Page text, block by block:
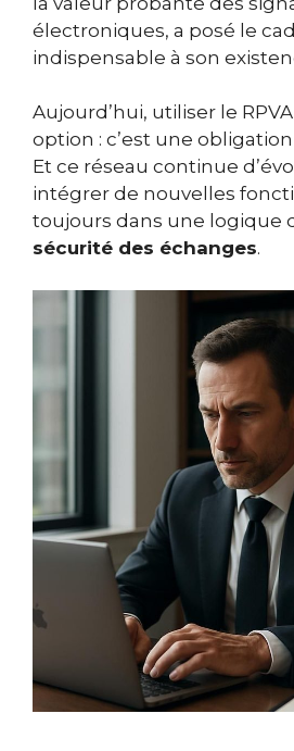
électroniques, a posé le
indispensable à son
Aujourd’hui, utiliser le
option : c’est une
Et ce réseau continue
intégrer de nouvelles
toujours dans une logique
sécurité des échanges.